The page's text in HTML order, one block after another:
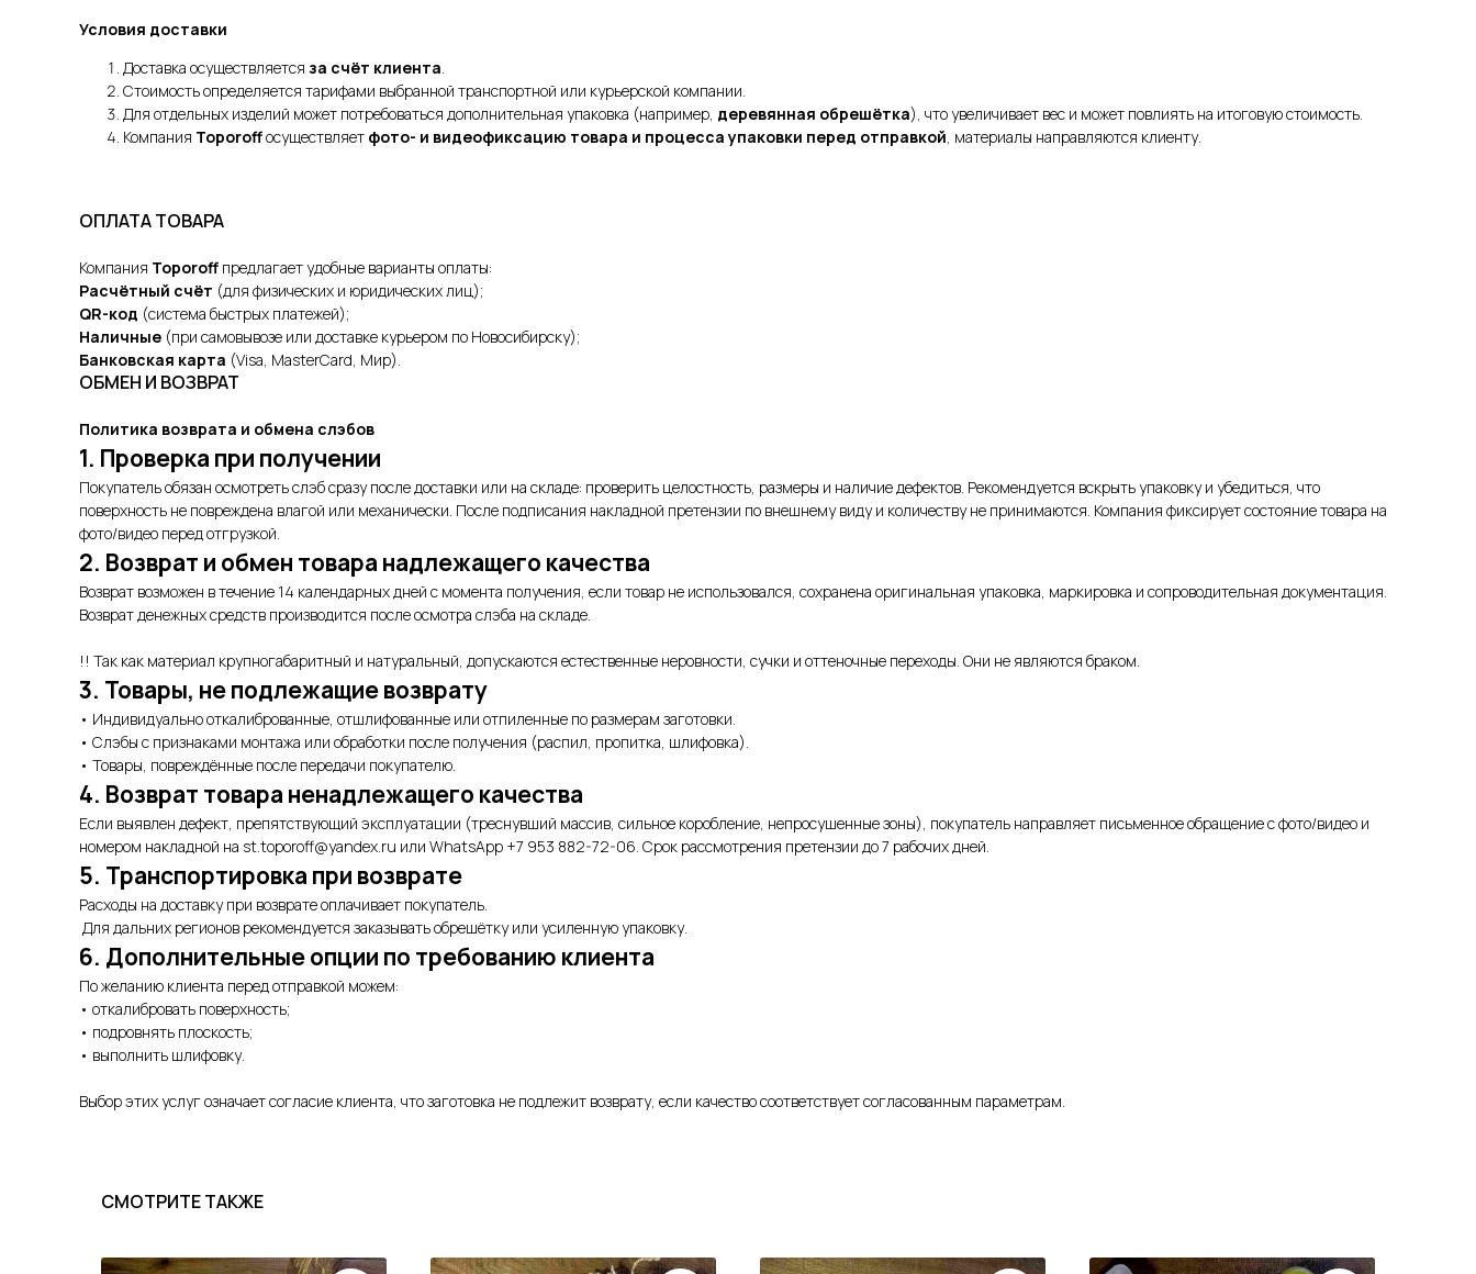
Условия доставки
Доставка осуществляется за счёт клиента.
Стоимость определяется тарифами выбранной транспортной или курьерской компании.
Для отдельных изделий может потребоваться дополнительная упаковка (например, деревянная обрешётка), что увеличивает вес и может повлиять на итоговую стоимость.
Компания Toporoffосуществляет фото- и видеофиксацию товара и процесса упаковки перед отправкой, материалы направляются клиенту.
ОПЛАТА ТОВАРА
Компания Toporoff предлагает удобные варианты оплаты:
Расчётный счёт (для физических и юридических лиц);
QR-код (система быстрых платежей);
Наличные (при самовывозе или доставке курьером по Новосибирску);
Банковская карта (Visa, MasterCard, Мир).
ОБМЕН И ВОЗВРАТ
Политика возврата и обмена слэбов
1. Проверка при получении
Покупатель обязан осмотреть слэб сразу после доставки или на складе: проверить целостность, размеры и наличие дефектов. Рекомендуется вскрыть упаковку и убедиться, что
поверхность не повреждена влагой или механически. После подписания накладной претензии по внешнему виду и количеству не принимаются. Компания фиксирует состояние товара на
фото/видео перед отгрузкой.
2. Возврат и обмен товара надлежащего качества
Возврат возможен в течение 14 календарных дней с момента получения, если товар не использовался, сохранена оригинальная упаковка, маркировка и сопроводительная документация.
Возврат денежных средств производится после осмотра слэба на складе.
!! Так как материал крупногабаритный и натуральный, допускаются естественные неровности, сучки и оттеночные переходы. Они не являются браком.
3. Товары, не подлежащие возврату
• Индивидуально откалиброванные, отшлифованные или отпиленные по размерам заготовки.
• Слэбы с признаками монтажа или обработки после получения (распил, пропитка, шлифовка).
• Товары, повреждённые после передачи покупателю.
4. Возврат товара ненадлежащего качества
Если выявлен дефект, препятствующий эксплуатации (треснувший массив, сильное коробление, непросушенные зоны), покупатель направляет письменное обращение с фото/видео и
номером накладной на st.toporoff@yandex.ru или WhatsApp +7 953 882-72-06. Срок рассмотрения претензии до 7 рабочих дней.
5. Транспортировка при возврате
Расходы на доставку при возврате оплачивает покупатель.
Для дальних регионов рекомендуется заказывать обрешётку или усиленную упаковку.
6. Дополнительные опции по требованию клиента
По желанию клиента перед отправкой можем:
• откалибровать поверхность;
• подровнять плоскость;
• выполнить шлифовку.
Выбор этих услуг означает согласие клиента, что заготовка не подлежит возврату, если качество соответствует согласованным параметрам.
СМОТРИТЕ ТАКЖЕ